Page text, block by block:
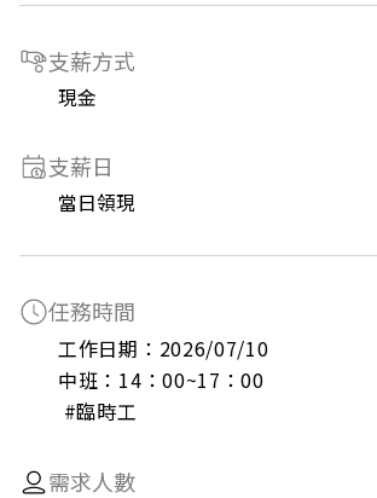
支薪方式
現金
支薪日
當日領現
任務時間
工作日期：2026/07/10
中班：14：00~17：00
#臨時工
需求人數